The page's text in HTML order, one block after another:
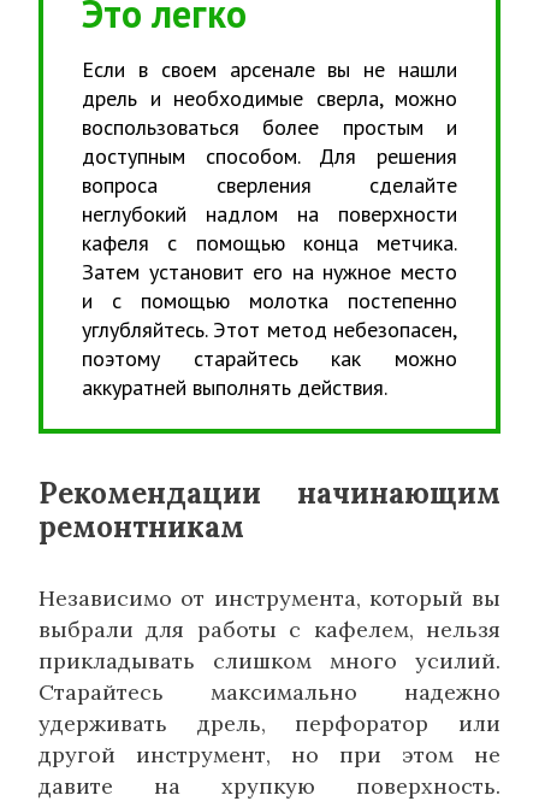
Это легко
Если в своем арсенале вы не нашли
дрель и необходимые сверла, можно
воспользоваться более простым и
доступным способом. Для решения
вопроса сверления сделайте
неглубокий надлом на поверхности
кафеля с помощью конца метчика.
Затем установит его на нужное место
и с помощью молотка постепенно
углубляйтесь. Этот метод небезопасен,
поэтому старайтесь как можно
аккуратней выполнять действия.
Рекомендации начинающим
ремонтникам
Независимо от инструмента, который вы
выбрали для работы с кафелем, нельзя
прикладывать слишком много усилий.
Старайтесь максимально надежно
удерживать дрель, перфоратор или
другой инструмент, но при этом не
давите на хрупкую поверхность.